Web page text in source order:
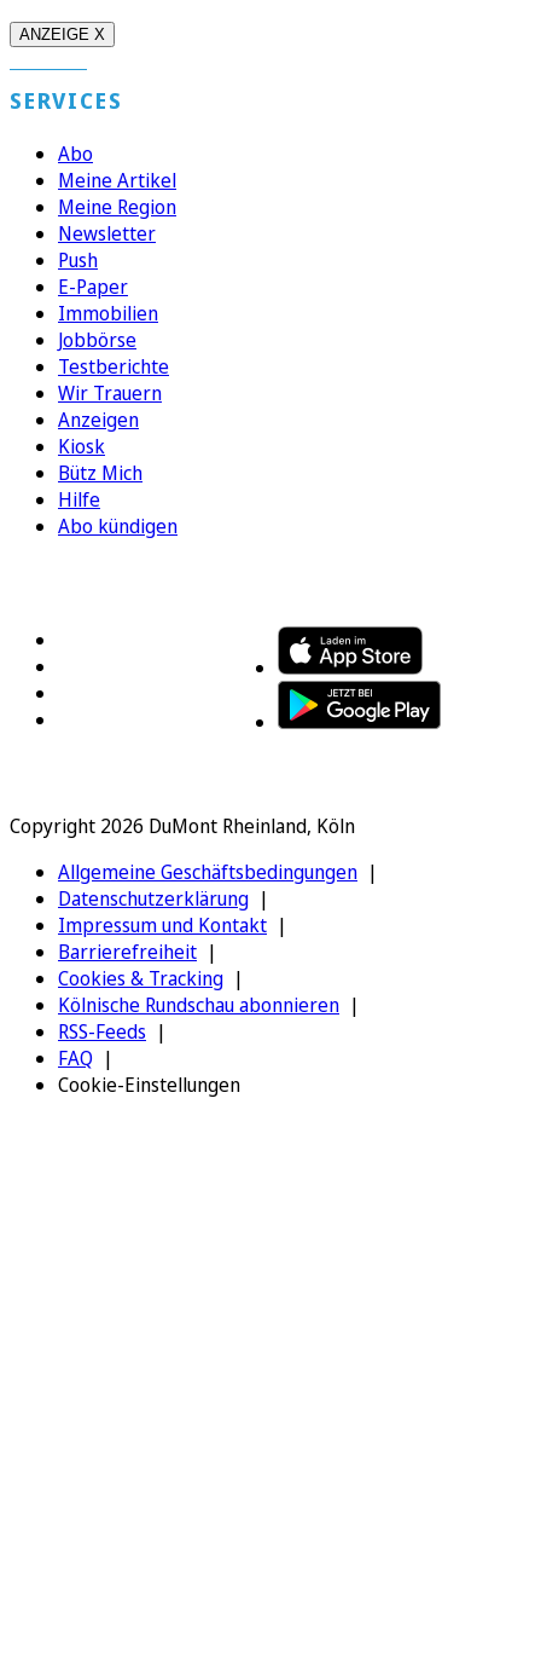
ANZEIGE X
SERVICES
Abo
Meine Artikel
Meine Region
Newsletter
Push
E-Paper
Immobilien
Jobbörse
Testberichte
Wir Trauern
Anzeigen
Kiosk
Bütz Mich
Hilfe
Abo kündigen
Copyright 2026 DuMont Rheinland, Köln
Allgemeine Geschäftsbedingungen
Datenschutzerklärung
Impressum und Kontakt
Barrierefreiheit
Cookies & Tracking
Kölnische Rundschau abonnieren
RSS-Feeds
FAQ
Cookie-Einstellungen